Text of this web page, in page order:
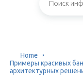
Home
Примеры красивых
архитектурных